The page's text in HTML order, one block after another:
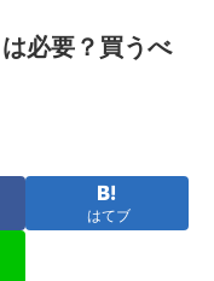
必要？買うべ
はてブ